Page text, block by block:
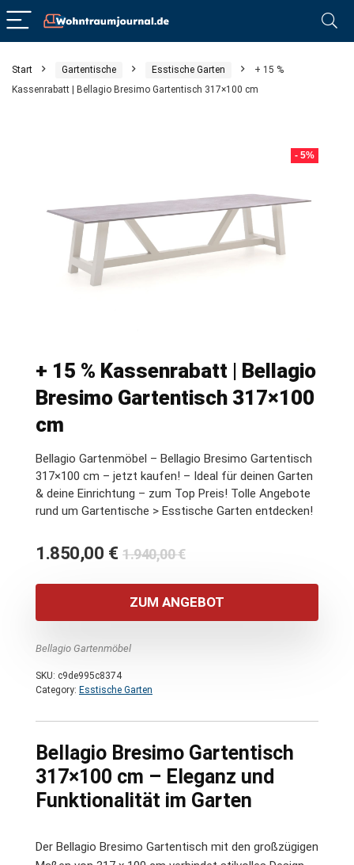
Start Gartentische Esstische Garten
+ 15 %
Kassenrabatt | Bellagio Bresimo Gartentisch 317×100 cm
- 5%
+ 15 % Kassenrabatt | Bellagio
Bresimo Gartentisch 317×100
cm
Bellagio Gartenmöbel – Bellagio Bresimo Gartentisch
317×100 cm – jetzt kaufen! – Ideal für deinen Garten
& deine Einrichtung – zum Top Preis! Tolle Angebote
rund um Gartentische > Esstische Garten entdecken!
1.940,00€Ursprünglicher
war:
1.940,00 €
1.850,00 €
Aktueller
ist:
1.850,00 €.
ZUM ANGEBOT
Bellagio Gartenmöbel
SKU: c9de995c8374
Category: Esstische Garten
Bellagio Bresimo Gartentisch
317×100 cm – Eleganz und
Funktionalität im Garten
Der Bellagio Bresimo Gartentisch mit den großzügigen